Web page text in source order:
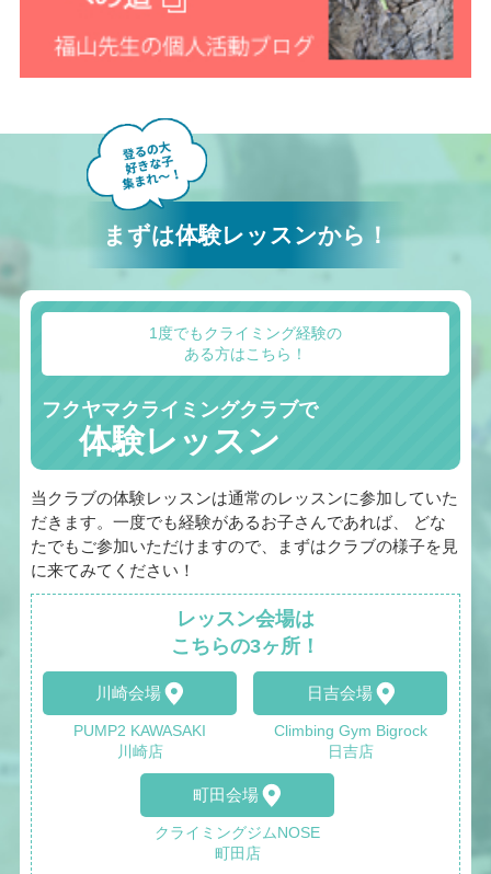
まずは体験レッスンから！
1度でもクライミング経験の
ある方はこちら！
フクヤマクライミングクラブで
体験レッスン
当クラブの体験レッスンは通常のレッスンに参加していた
だきます。一度でも経験があるお子さんであれば、 どな
たでもご参加いただけますので、まずはクラブの様子を見
に来てみてください！
レッスン会場は
こちらの3ヶ所！
川崎会場
PUMP2 KAWASAKI
川崎店
日吉会場
Climbing Gym Bigrock
日吉店
町田会場
クライミングジムNOSE
町田店